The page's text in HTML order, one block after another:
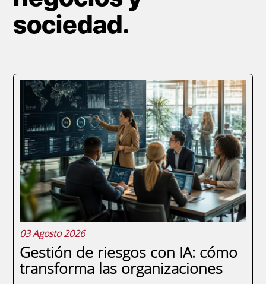
sociedad.
03 Agosto 2026
Gestión de riesgos con IA: cómo
transforma las organizaciones
Paginación